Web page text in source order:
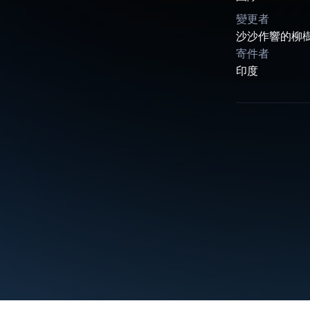
變更者
沙沙作響的柳
寄件者
印度